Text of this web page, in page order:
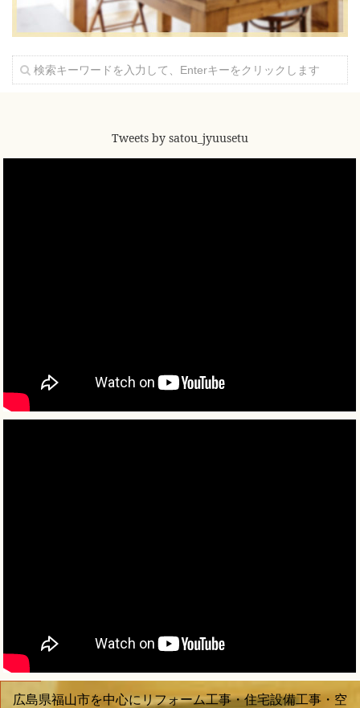
Tweets by satou_jyuusetu
広島県福山市を中心にリフォーム工事・住宅設備工事・空